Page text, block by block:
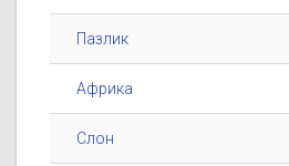
Пазлик
Африка
Слон